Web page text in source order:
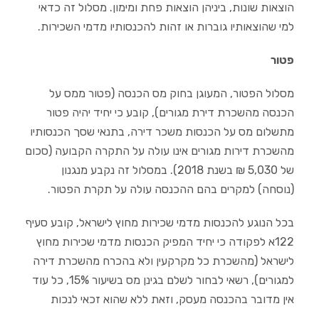
הוצאות שונות, ביניהן הוצאות פחת ומימון. מסלול זה כדאי
למי שהוצאותיו גוברות או זהות להכנסותיו מדמי השכירות.
פטור
מסלול הפטור, המעוגן בחוק מס הכנסה (פטור ממס על
הכנסה מהשכרת דירת מגורים), קובע כי יחיד יהיה פטור
מתשלום מס על הכנסות משכר דירה, בתנאי שסך הכנסותיו
מהשכרת דירות מגורים אינו עולה על התקרה הקבועה (סכום
של 5,030 ₪ בשנת 2018). במסלול זה נקבע מנגנון
(נוסחה) למקרים בהם ההכנסה עולה על תקרת הפטור.
בכל הנוגע להכנסות מדמי שכירות מחוץ לישראל, קובע סעיף
122א לפקודה כי יחיד המפיק הכנסות מדמי שכירות מחוץ
לישראל (מהשכרת כל מקרקעין ולא בהכרח מהשכרת דירה
למגורים), רשאי לבחור לשלם בגינן מס בשיעור 15%, כל עוד
אין מדובר בהכנסה מעסק, וזאת ללא שהוא זכאי לנכות